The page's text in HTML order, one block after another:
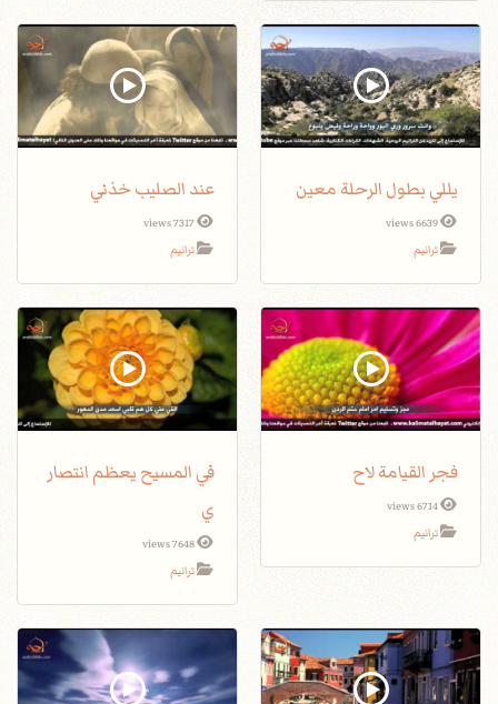
يللي بطول الرحلة معين
6639 views
ترانيم
عند الصليب خذني
7317 views
ترانيم
فجر القيامة لاح
6714 views
ترانيم
في المسيح يعظم انتصار
ي
7648 views
ترانيم